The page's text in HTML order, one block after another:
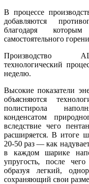
В процессе
добавляются
благодаря
самостоятельного
Производство
технологический
неделю.
Высокие показатели
объясняются
полистирола
конденсатом
вследствие чего
расширяется. В итоге
20-50 раз — как
в каждом шарике
упругость, после
образуя легкий,
сохраняющий свои